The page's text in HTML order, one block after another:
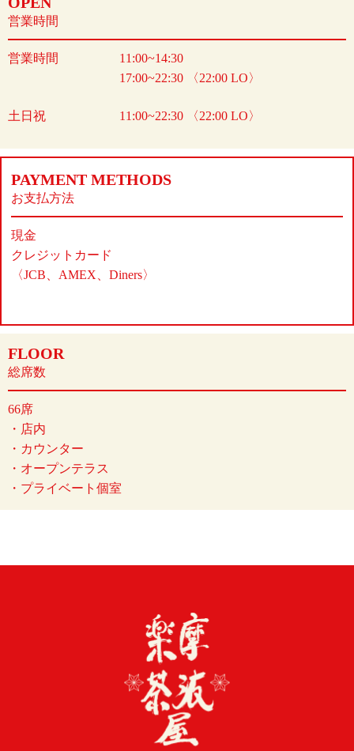
営業時間
営業時間
11:00~14:30
17:00~22:30 〈22:00 LO〉
土日祝 11:00~22:30 〈22:00 LO〉
PAYMENT METHODS
お支払方法
現金
クレジットカード
〈JCB、AMEX、Diners〉
FLOOR
総席数
66席
・店内
・カウンター
・オープンテラス
・プライベート個室